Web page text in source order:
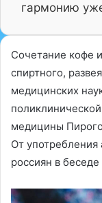
гармонию
Сочетание кофе
спиртного,
медицинских
медицины
От употребления
россиян в